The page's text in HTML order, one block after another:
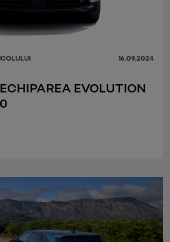
16.09.2024
EVOLUTION